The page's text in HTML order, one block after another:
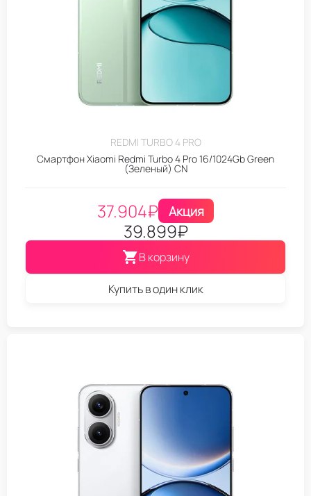
REDMI TURBO 4 PRO
Смартфон Xiaomi Redmi Turbo 4 Pro 16/1024Gb Green
(Зеленый) CN
37.904₽ Акция
39.899₽
В корзину
Купить в один клик